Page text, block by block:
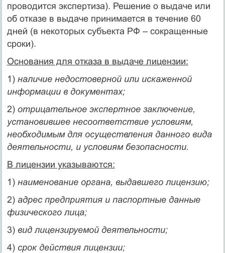
проводится экспертиза). Решение о выдаче или
об отказе в выдаче принимается в течение 60
дней (в некоторых субъекта РФ – сокращенные
сроки).
Основания для отказа в выдаче лицензии:
1) наличие недостоверной или искаженной
информации в документах;
2) отрицательное экспертное заключение,
установившее несоответствие условиям,
необходимым для осуществления данного вида
деятельности, и условиям безопасности.
В лицензии указываются:
1) наименование органа, выдавшего лицензию;
2) адрес предприятия и паспортные данные
физического лица;
3) вид лицензируемой деятельности;
4) срок действия лицензии;